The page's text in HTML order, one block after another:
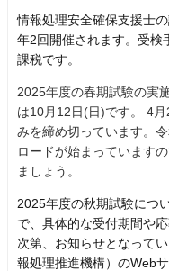
情報処理安全確保支援士
年2回開催されます。受検
課税です。
2025年度の春期試験の実
は10月12日(日)です。 4
みを締め切っています。
ロードが始まっています
ましょう。
2025年度の秋期試験につ
で、具体的な受付期間や
次第、お知らせとなって
報処理推進機構）のWeb